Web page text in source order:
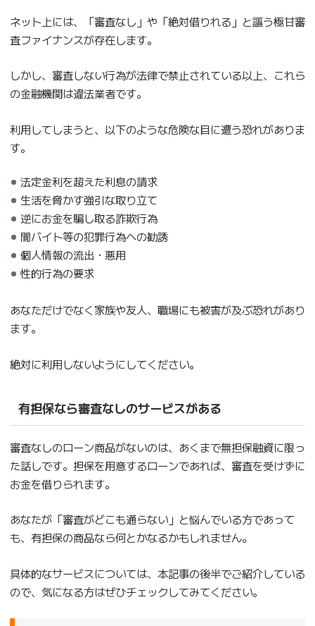
ネット上には、「審査なし」や「絶対借りれる」と謳う極甘審
査ファイナンスが存在します。
しかし、審査しない行為が法律で禁止されている以上、これら
の金融機関は違法業者です。
利用してしまうと、以下のような危険な目に遭う恐れがありま
す。
法定金利を超えた利息の請求
生活を脅かす強引な取り立て
逆にお金を騙し取る詐欺行為
闇バイト等の犯罪行為への勧誘
個人情報の流出・悪用
性的行為の要求
あなただけでなく家族や友人、職場にも被害が及ぶ恐れがあり
ます。
絶対に利用しないようにしてください。
有担保なら審査なしのサービスがある
審査なしのローン商品がないのは、あくまで無担保融資に限っ
た話しです。担保を用意するローンであれば、審査を受けずに
お金を借りられます。
あなたが「審査がどこも通らない」と悩んでいる方であって
も、有担保の商品なら何とかなるかもしれません。
具体的なサービスについては、本記事の後半でご紹介している
ので、気になる方はぜひチェックしてみてください。